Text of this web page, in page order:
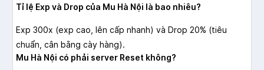
Tỉ lệ Exp và Drop của Mu Hà Nội là bao nhiêu?
Exp 300x (exp cao, lên cấp nhanh) và Drop 20% (tiêu
chuẩn, cân bằng cày hàng).
Mu Hà Nội có phải server Reset không?